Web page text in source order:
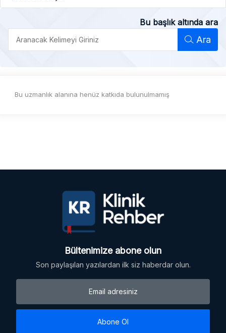
Bu başlık altında ara
Ara
Bu uzmanlık alanına henüz katkıda bulunulmamış
Bültenimize abone olun
Son paylaşılan yazılardan ilk siz haberdar olun.
Abone Ol